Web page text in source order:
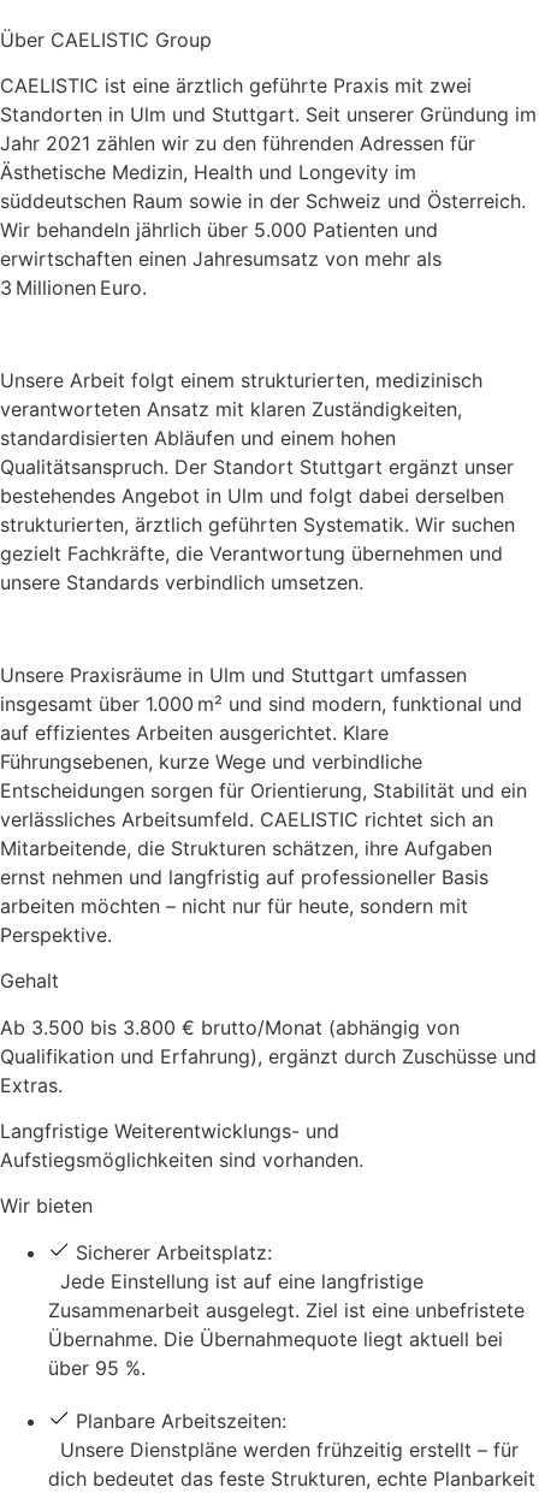
Über CAELISTIC Group
CAELISTIC ist eine ärztlich geführte Praxis mit zwei
Standorten in Ulm und Stuttgart. Seit unserer Gründung im
Jahr 2021 zählen wir zu den führenden Adressen für
Ästhetische Medizin, Health und Longevity im
süddeutschen Raum sowie in der Schweiz und Österreich.
Wir behandeln jährlich über 5.000 Patienten und
erwirtschaften einen Jahresumsatz von mehr als
3 Millionen Euro.
Unsere Arbeit folgt einem strukturierten, medizinisch
verantworteten Ansatz mit klaren Zuständigkeiten,
standardisierten Abläufen und einem hohen
Qualitätsanspruch. Der Standort Stuttgart ergänzt unser
bestehendes Angebot in Ulm und folgt dabei derselben
strukturierten, ärztlich geführten Systematik. Wir suchen
gezielt Fachkräfte, die Verantwortung übernehmen und
unsere Standards verbindlich umsetzen.
Unsere Praxisräume in Ulm und Stuttgart umfassen
insgesamt über 1.000 m² und sind modern, funktional und
auf effizientes Arbeiten ausgerichtet. Klare
Führungsebenen, kurze Wege und verbindliche
Entscheidungen sorgen für Orientierung, Stabilität und ein
verlässliches Arbeitsumfeld. CAELISTIC richtet sich an
Mitarbeitende, die Strukturen schätzen, ihre Aufgaben
ernst nehmen und langfristig auf professioneller Basis
arbeiten möchten – nicht nur für heute, sondern mit
Perspektive.
Gehalt
Ab 3.500 bis 3.800 € brutto/Monat (abhängig von
Qualifikation und Erfahrung), ergänzt durch Zuschüsse und
Extras.
Langfristige Weiterentwicklungs- und
Aufstiegsmöglichkeiten sind vorhanden.
Wir bieten
Sicherer Arbeitsplatz:
Jede Einstellung ist auf eine langfristige
Zusammenarbeit ausgelegt. Ziel ist eine unbefristete
Übernahme. Die Übernahmequote liegt aktuell bei
über 95 %.
Planbare Arbeitszeiten:
Unsere Dienstpläne werden frühzeitig erstellt – für
dich bedeutet das feste Strukturen, echte Planbarkeit